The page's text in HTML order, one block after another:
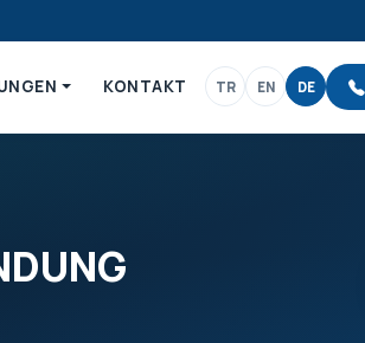
KONTAKT TR EN DE